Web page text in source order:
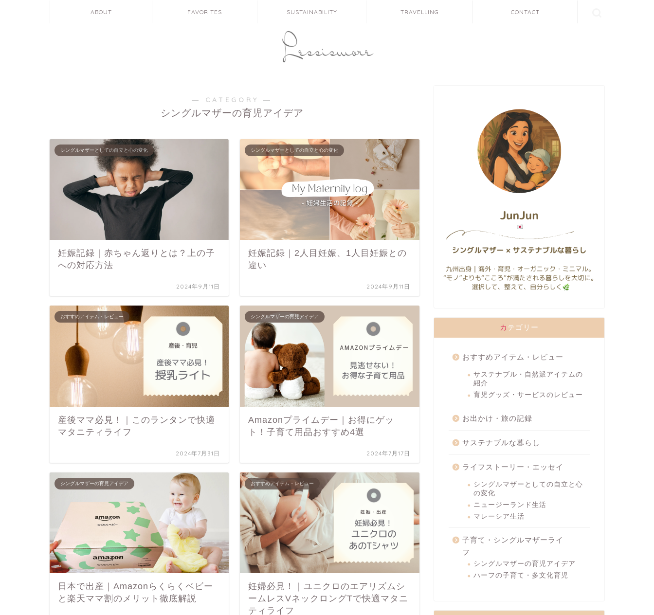
ABOUT FAVORITES SUSTAINABILITY TRAVELLING CONTACT
― CATEGORY ―
シングルマザーの育児アイデア
シングルマザーとしての自立と心の変化
妊娠記録｜赤ちゃん返りとは？上の子
への対応方法
2024年9月11日
シングルマザーとしての自立と心の変化
妊娠記録｜2人目妊娠、1人目妊娠との
違い
2024年9月11日
おすすめアイテム・レビュー
産後ママ必見！｜このランタンで快適
マタニティライフ
2024年7月31日
シングルマザーの育児アイデア
Amazonプライムデー｜お得にゲッ
ト！子育て用品おすすめ4選
2024年7月17日
シングルマザーの育児アイデア
日本で出産｜Amazonらくらくベビー
と楽天ママ割のメリット徹底解説
おすすめアイテム・レビュー
妊婦必見！｜ユニクロのエアリズムシ
ームレスVネックロングTで快適マタニ
ティライフ
カテゴリー
おすすめアイテム・レビュー
サステナブル・自然派アイテムの
紹介
育児グッズ・サービスのレビュー
お出かけ・旅の記録
サステナブルな暮らし
ライフストーリー・エッセイ
シングルマザーとしての自立と心
の変化
ニュージーランド生活
マレーシア生活
子育て・シングルマザーライ
フ
シングルマザーの育児アイデア
ハーフの子育て・多文化育児